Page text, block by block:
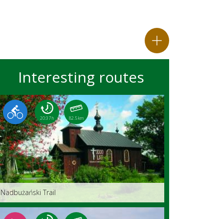
Interesting routes
20:37 h 82.5 km
Nadbużański Trail